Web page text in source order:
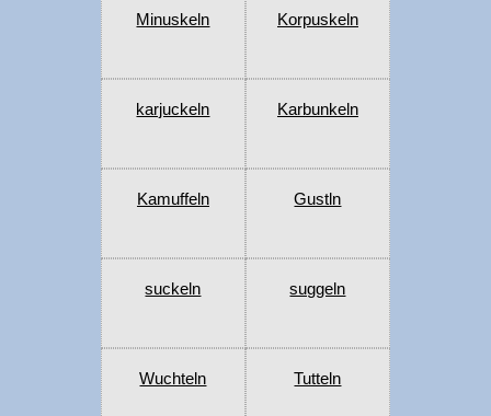
Minuskeln Korpuskeln
karjuckeln Karbunkeln
Kamuffeln Gustln
suckeln suggeln
Wuchteln Tutteln